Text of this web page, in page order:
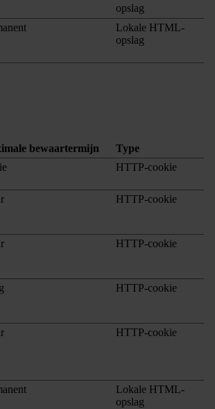
opslag
Lokale HTML-
opslag
bewaartermijn
Type
HTTP-cookie
HTTP-cookie
HTTP-cookie
HTTP-cookie
HTTP-cookie
Lokale HTML-
opslag